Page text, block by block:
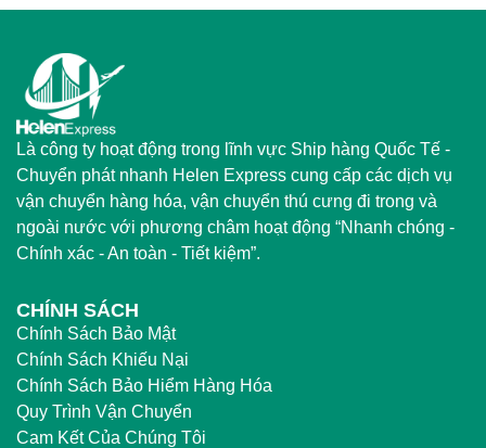
Là công ty hoạt động trong lĩnh vực Ship hàng Quốc Tế -
Chuyển phát nhanh Helen Express cung cấp các dịch vụ
vận chuyển hàng hóa, vận chuyển thú cưng đi trong và
ngoài nước với phương châm hoạt động “Nhanh chóng -
Chính xác - An toàn - Tiết kiệm”.
CHÍNH SÁCH
Chính Sách Bảo Mật
Chính Sách Khiếu Nại
Chính Sách Bảo Hiểm Hàng Hóa
Quy Trình Vận Chuyển
Cam Kết Của Chúng Tôi